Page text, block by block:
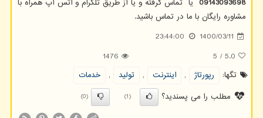
09143093698 یا تماس گرفته و یا از طریق تلگرام و اتس آپ همراه با
مشاوره رایگان با ما در تماس باشید.
1400/03/11
23:44:00
5.0
/
5
1476
تگها:
رپورتاژ , اینترنت , تولید ,
خدمات
مطلب را می پسندید؟
(1)
(0)